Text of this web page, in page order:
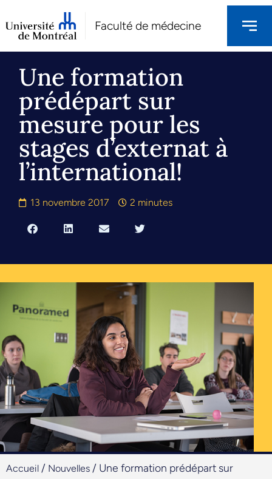
Faculté de médecine
Une formation
prédépart sur
mesure pour les
stages d’externat à
l’international!
13 novembre 2017 2 minutes
Accueil / Nouvelles / Une formation prédépart sur